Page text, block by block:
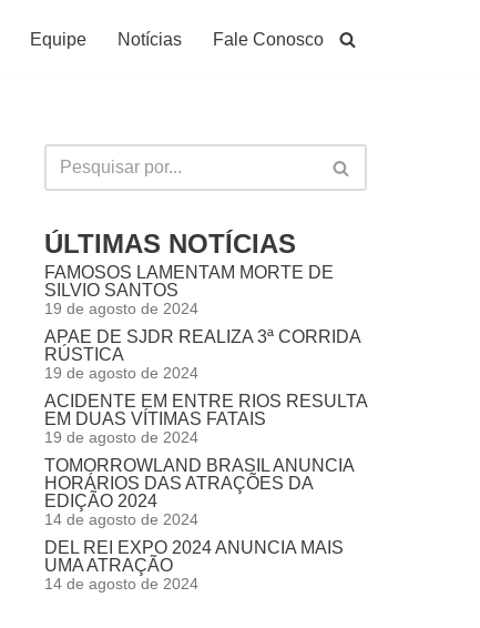
Equipe Notícias Fale Conosco
ÚLTIMAS NOTÍCIAS
FAMOSOS LAMENTAM MORTE DE
SILVIO SANTOS
19 de agosto de 2024
APAE DE SJDR REALIZA 3ª CORRIDA
RÚSTICA
19 de agosto de 2024
ACIDENTE EM ENTRE RIOS RESULTA
EM DUAS VÍTIMAS FATAIS
19 de agosto de 2024
TOMORROWLAND BRASIL ANUNCIA
HORÁRIOS DAS ATRAÇÕES DA
EDIÇÃO 2024
14 de agosto de 2024
DEL REI EXPO 2024 ANUNCIA MAIS
UMA ATRAÇÃO
14 de agosto de 2024